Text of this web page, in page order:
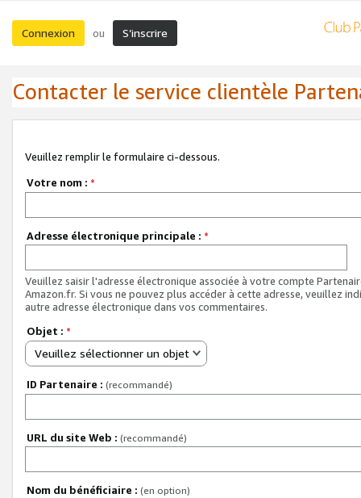
Connexion ou S’inscrire
Contacter le service clientèle
Veuillez remplir le formulaire ci-dessous.
Votre nom : *
Adresse électronique principale : *
Veuillez saisir l'adresse électronique associée à votre compte
Amazon.fr. Si vous ne pouvez plus accéder à cette adresse, veuillez
autre adresse électronique dans vos commentaires.
Objet : *
Veuillez sélectionner un objet
ID Partenaire : (recommandé)
URL du site Web : (recommandé)
Nom du bénéficiaire : (en option)